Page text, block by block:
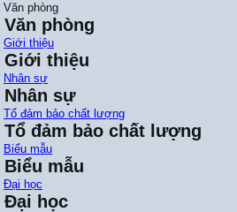
Văn phòng
Văn phòng
Giới thiệu
Giới thiệu
Nhân sự
Nhân sự
Tổ đảm bảo chất lượng
Tổ đảm bảo chất lượng
Biểu mẫu
Biểu mẫu
Đại học
Đại học